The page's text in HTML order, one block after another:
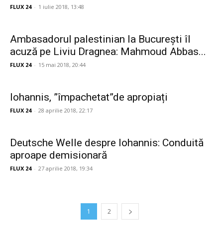
FLUX 24 - 1 iulie 2018, 13:48
Ambasadorul palestinian la București îl
acuză pe Liviu Dragnea: Mahmoud Abbas...
FLUX 24 - 15 mai 2018, 20:44
Iohannis, ”împachetat”de apropiați
FLUX 24 - 28 aprilie 2018, 22:17
Deutsche Welle despre Iohannis: Conduită
aproape demisionară
FLUX 24 - 27 aprilie 2018, 19:34
1 2